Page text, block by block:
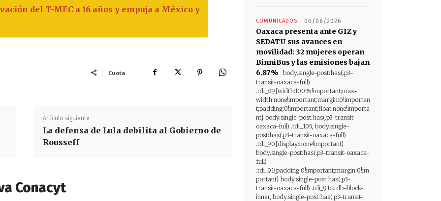
del T-MEC a 16 años y empuja a México y
Cuota
Artículo siguiente
La defensa de Lula debilita al Gobierno de
Rousseff
Conacyt
COMUNICADOS 06/08/2026
Oaxaca presenta ante GIZ y
SEDATU sus avances en
movilidad: 32 mujeres operan
BinniBus y las emisiones bajan
6.87%
body.single-post:has(.p3-
transit-oaxaca-full)
.tdi_89{width:100%!important;max-
width:none!important;margin:0!importan
t;padding:0!important;float:none!importa
nt} body.single-post:has(.p3-transit-
oaxaca-full) .tdi_105, body.single-
post:has(.p3-transit-oaxaca-full)
.tdi_90{display:none!important}
body.single-post:has(.p3-transit-oaxaca-
full)
.tdi_91{padding:0!important;margin:0!im
portant} body.single-post:has(.p3-
transit-oaxaca-full) .tdi_91>.tdb-block-
inner, body.single-post:has(.p3-transit-